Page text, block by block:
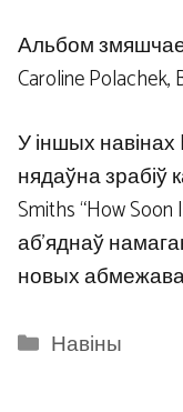
Альбом змяшчае
Caroline Polachek,
У іншых
нядаўна зрабіў
Smiths “How
аб’яднаў
новых
Categories
Навіны